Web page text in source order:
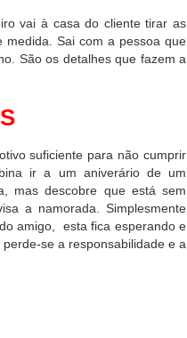
vai à casa do cliente tirar as
medida. Sai com a pessoa que
São os detalhes que fazem a
suficiente para não cumprir
ir a um aniverário de um
mas descobre que está sem
a namorada. Simplesmente
amigo, esta fica esperando e
se a responsabilidade e a